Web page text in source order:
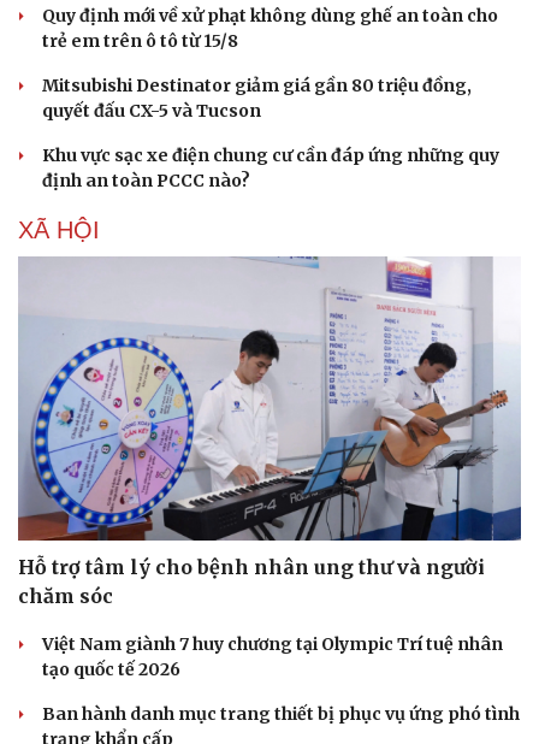
Du lịch
Tư vấn
Săn Tour
Câu chuyện thời sự
Hạt giống tâm hồn
Quy định mới về xử phạt không dùng ghế an toàn cho
trẻ em trên ô tô từ 15/8
Mitsubishi Destinator giảm giá gần 80 triệu đồng,
quyết đấu CX-5 và Tucson
Khu vực sạc xe điện chung cư cần đáp ứng những quy
định an toàn PCCC nào?
XÃ HỘI
Hỗ trợ tâm lý cho bệnh nhân ung thư và người
chăm sóc
Việt Nam giành 7 huy chương tại Olympic Trí tuệ nhân
tạo quốc tế 2026
Ban hành danh mục trang thiết bị phục vụ ứng phó tình
trạng khẩn cấp